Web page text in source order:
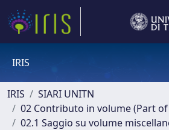
IRIS
IRIS
SIARI UNITN
02 Contributo in volume (Part
02.1 Saggio su volume